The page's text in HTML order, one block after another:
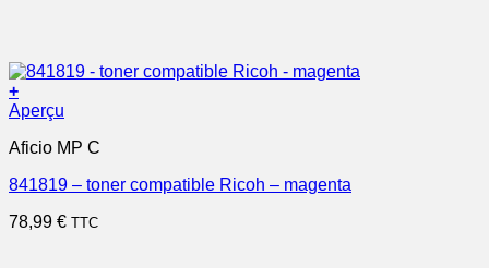
+
Aperçu
Aficio MP C
841819 – toner compatible Ricoh – magenta
78,99 € TTC